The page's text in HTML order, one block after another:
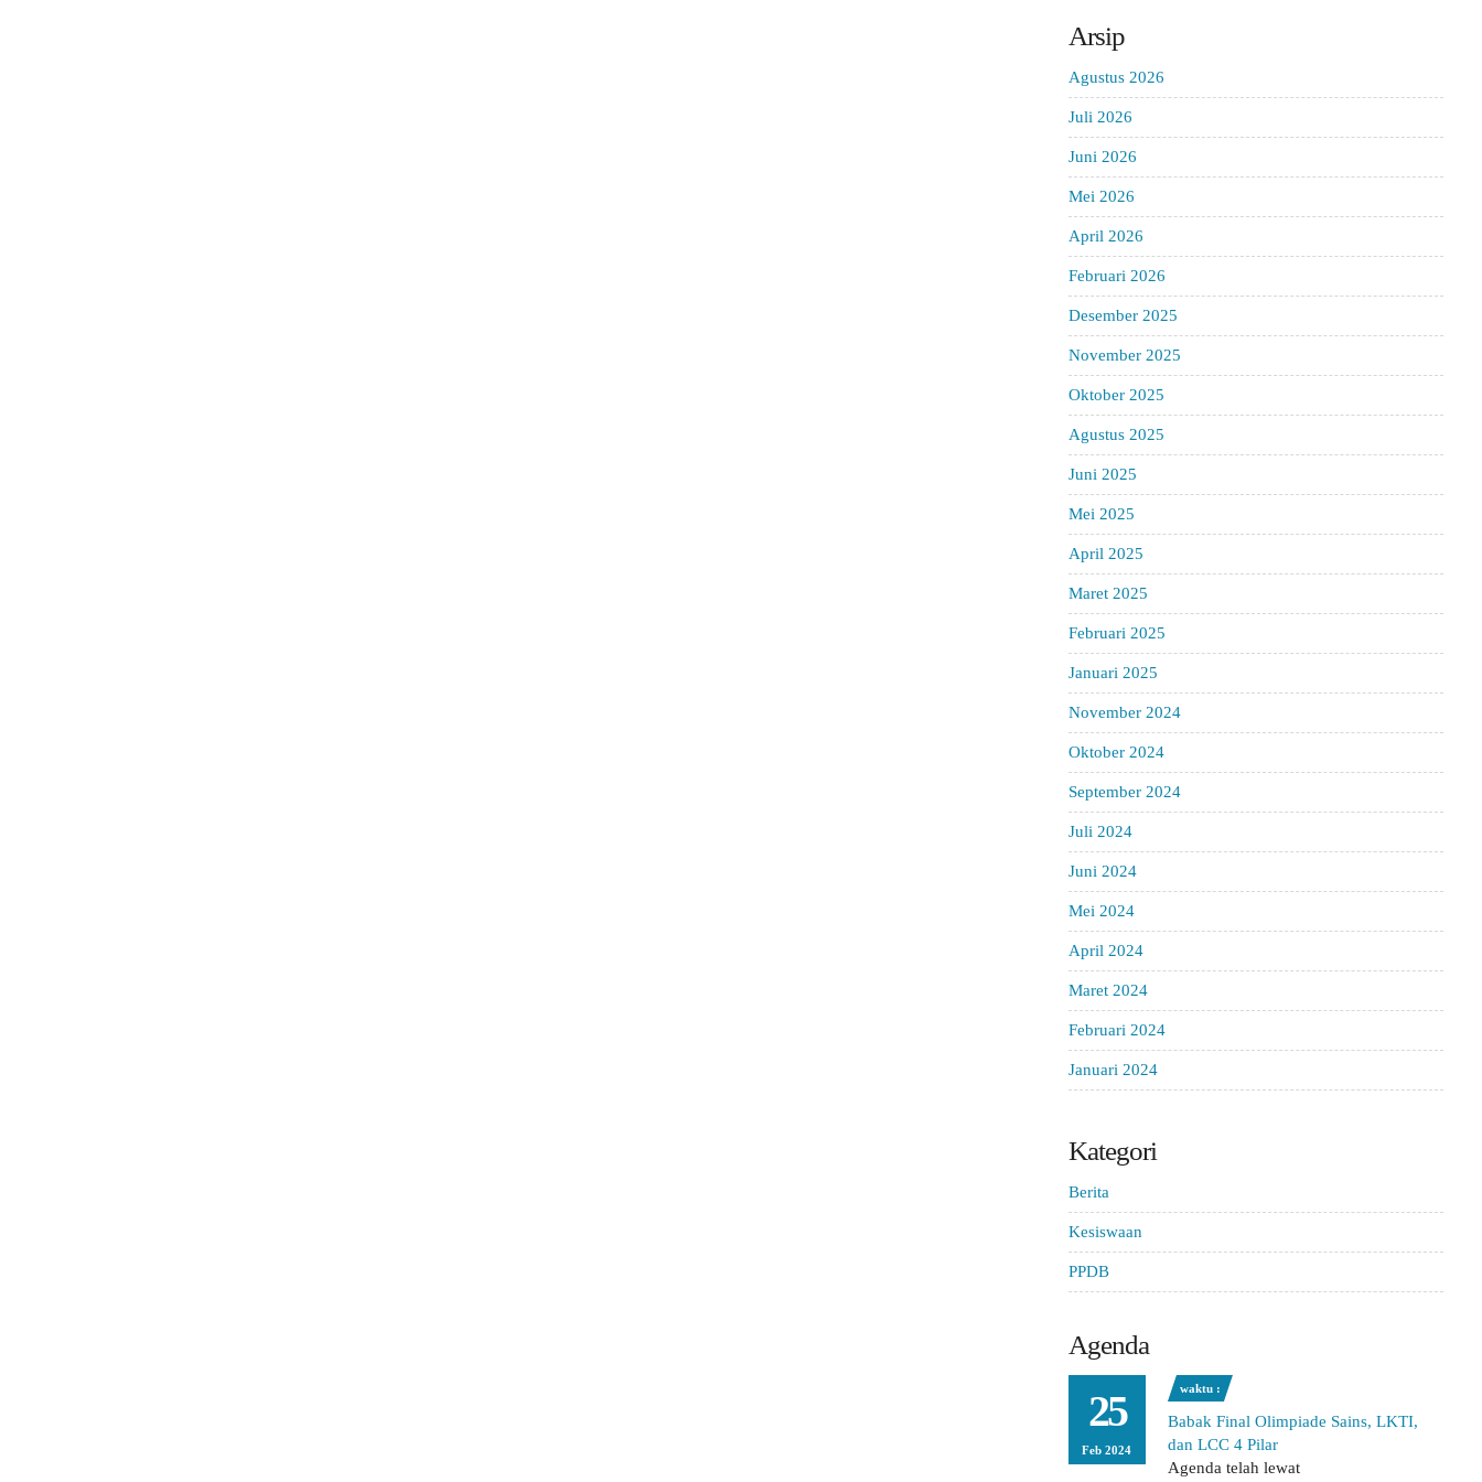
Arsip
Agustus 2026
Juli 2026
Juni 2026
Mei 2026
April 2026
Februari 2026
Desember 2025
November 2025
Oktober 2025
Agustus 2025
Juni 2025
Mei 2025
April 2025
Maret 2025
Februari 2025
Januari 2025
November 2024
Oktober 2024
September 2024
Juli 2024
Juni 2024
Mei 2024
April 2024
Maret 2024
Februari 2024
Januari 2024
Kategori
Berita
Kesiswaan
PPDB
Agenda
25
Feb 2024
waktu :
Babak Final Olimpiade Sains, LKTI,
dan LCC 4 Pilar
Agenda telah lewat